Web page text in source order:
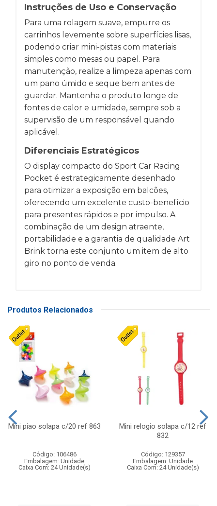
Instruções de Uso e Conservação
Para uma rolagem suave, empurre os
carrinhos levemente sobre superfícies lisas,
podendo criar mini-pistas com materiais
simples como mesas ou papel. Para
manutenção, realize a limpeza apenas com
um pano úmido e seque bem antes de
guardar. Mantenha o produto longe de
fontes de calor e umidade, sempre sob a
supervisão de um responsável quando
aplicável.
Diferenciais Estratégicos
O display compacto do Sport Car Racing
Pocket é estrategicamente desenhado
para otimizar a exposição em balcões,
oferecendo um excelente custo-benefício
para presentes rápidos e por impulso. A
combinação de um design atraente,
portabilidade e a garantia de qualidade Art
Brink torna este conjunto um item de alto
giro no ponto de venda.
Produtos Relacionados
Mini piao solapa c/20 ref 863
Código: 106486
Embalagem: Unidade
Caixa Com: 24 Unidade(s)
Mini relogio solapa c/12 ref
832
Código: 129357
Embalagem: Unidade
Caixa Com: 24 Unidade(s)